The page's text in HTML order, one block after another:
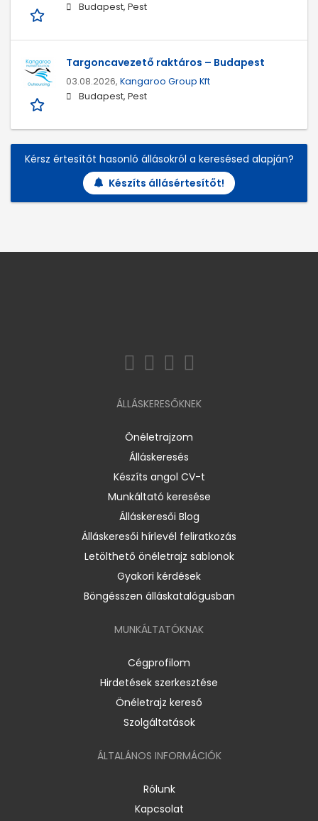
Budapest, Pest
Targoncavezető raktáros – Budapest
03.08.2026, Kangaroo Group Kft
Budapest, Pest
Kérsz értesítőt hasonló állásokról a keresésed alapján?
Készíts állásértesítőt!
ÁLLÁSKERESŐKNEK
Önéletrajzom
Álláskeresés
Készíts angol CV-t
Munkáltató keresése
Álláskeresői Blog
Álláskeresői hírlevél feliratkozás
Letölthető önéletrajz sablonok
Gyakori kérdések
Böngésszen álláskatalógusban
MUNKÁLTATÓKNAK
Cégprofilom
Hirdetések szerkesztése
Önéletrajz kereső
Szolgáltatások
ÁLTALÁNOS INFORMÁCIÓK
Rólunk
Kapcsolat